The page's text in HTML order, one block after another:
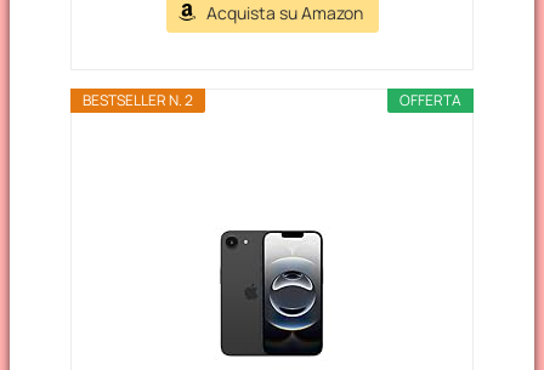
Acquista su Amazon
OFFERTA
BESTSELLER N. 2